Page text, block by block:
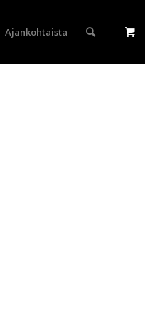
Ajankohtaista